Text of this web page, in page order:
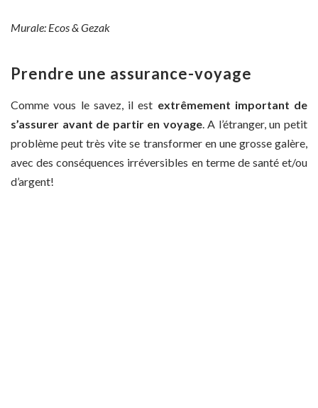
Murale: Ecos & Gezak
Prendre une assurance-voyage
Comme vous le savez, il est extrêmement important de
s’assurer avant de partir en voyage. A l’étranger, un petit
problème peut très vite se transformer en une grosse galère,
avec des conséquences irréversibles en terme de santé et/ou
d’argent!